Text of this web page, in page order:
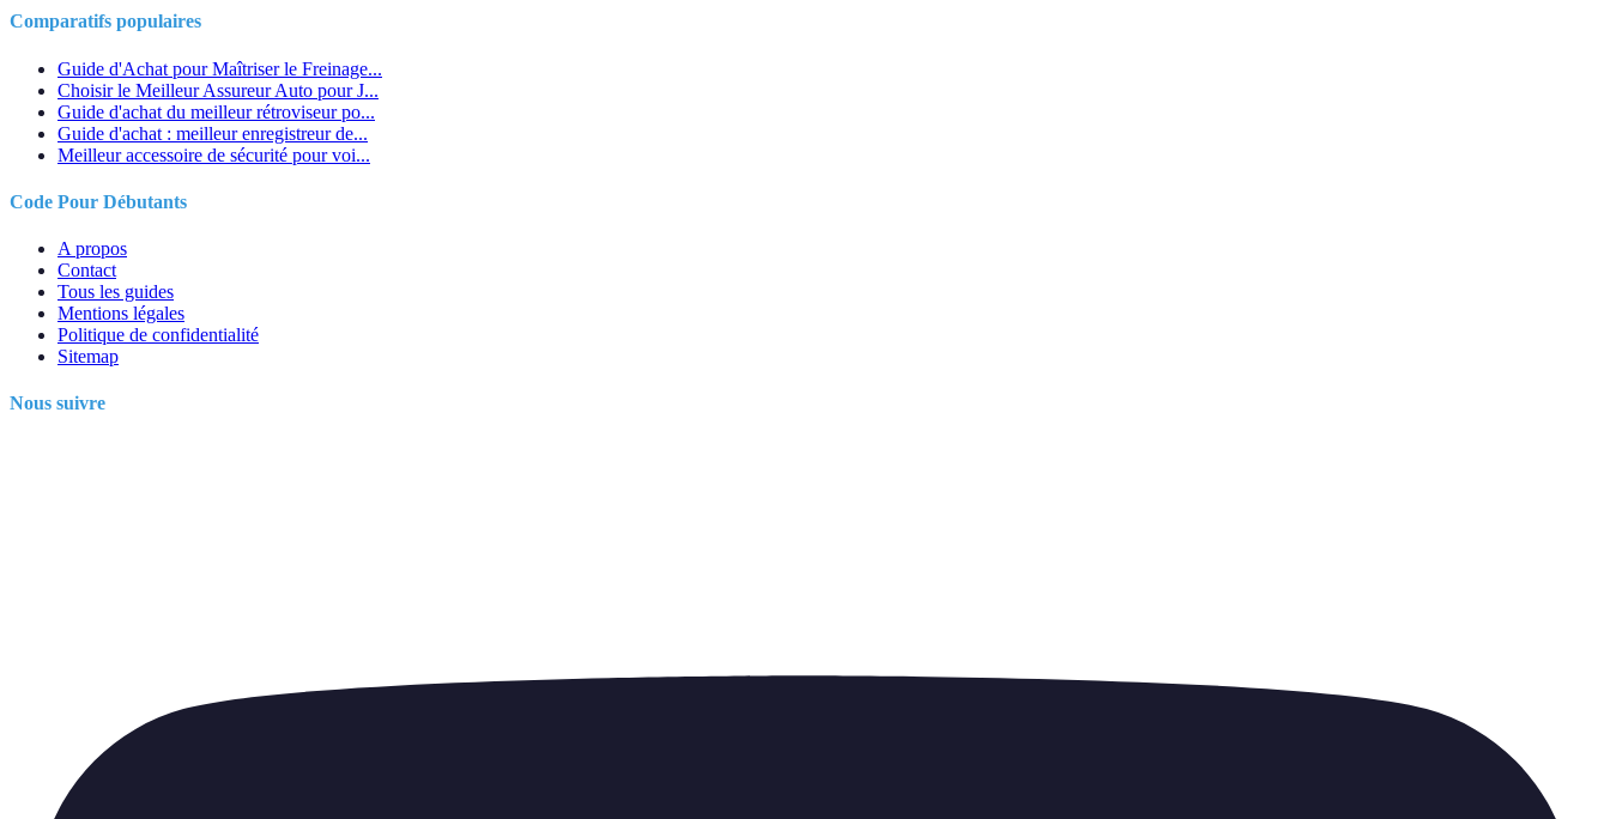
Comparatifs populaires
Guide d'Achat pour Maîtriser le Freinage...
Choisir le Meilleur Assureur Auto pour J...
Guide d'achat du meilleur rétroviseur po...
Guide d'achat : meilleur enregistreur de...
Meilleur accessoire de sécurité pour voi...
Code Pour Débutants
A propos
Contact
Tous les guides
Mentions légales
Politique de confidentialité
Sitemap
Nous suivre